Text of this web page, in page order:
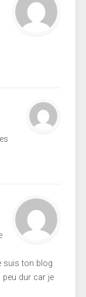
suis ton blog
peu dur car je